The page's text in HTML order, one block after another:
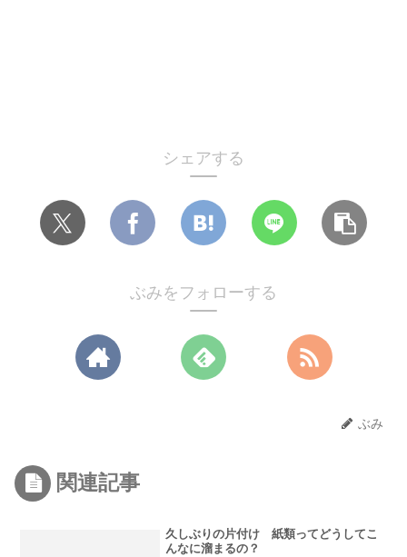
シェアする
ぶみをフォローする
ぶみ
関連記事
久しぶりの片付け 紙類ってどうしてこ
んなに溜まるの？